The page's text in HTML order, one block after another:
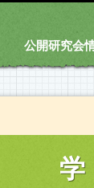
公開研究会